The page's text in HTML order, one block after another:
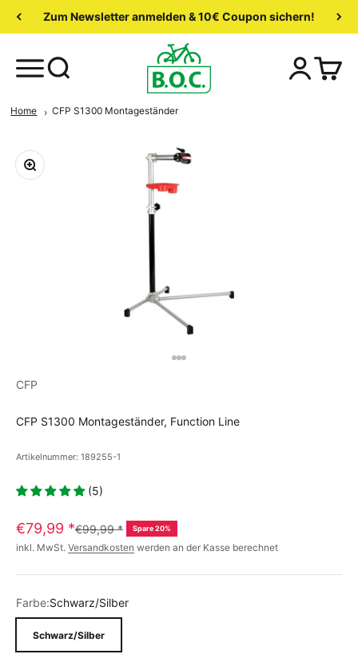
Zum Newsletter anmelden & 10€ Coupon sichern!
Home CFP S1300 Montageständer
CFP
CFP S1300 Montageständer, Function Line
Artikelnummer: 189255-1
(5)
€79,99 *€99,99* Spare 20%
inkl. MwSt. Versandkosten werden an der Kasse berechnet
Farbe:Schwarz/Silber
Schwarz/Silber